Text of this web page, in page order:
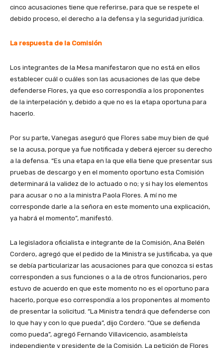
cinco acusaciones tiene que referirse, para que se respete el
debido proceso, el derecho a la defensa y la seguridad jurídica.
La respuesta de la Comisión
Los integrantes de la Mesa manifestaron que no está en ellos
establecer cuál o cuáles son las acusaciones de las que debe
defenderse Flores, ya que eso correspondía a los proponentes
de la interpelación y, debido a que no es la etapa oportuna para
hacerlo.
Por su parte, Vanegas aseguró que Flores sabe muy bien de qué
se la acusa, porque ya fue notificada y deberá ejercer su derecho
a la defensa. “Es una etapa en la que ella tiene que presentar sus
pruebas de descargo y en el momento oportuno esta Comisión
determinará la validez de lo actuado o no; y si hay los elementos
para acusar o no a la ministra Paola Flores. A mí no me
corresponde darle a la señora en este momento una explicación,
ya habrá el momento”, manifestó.
La legisladora oficialista e integrante de la Comisión, Ana Belén
Cordero, agregó que el pedido de la Ministra se justificaba, ya que
se debía particularizar las acusaciones para que conozca si estas
corresponden a sus funciones o a la de otros funcionarios, pero
estuvo de acuerdo en que este momento no es el oportuno para
hacerlo, porque eso correspondía a los proponentes al momento
de presentar la solicitud. “La Ministra tendrá que defenderse con
lo que hay y con lo que pueda”, dijo Cordero. “Que se defienda
como pueda”, agregó Fernando Villavicencio, asambleísta
independiente y presidente de la Comisión. La petición de Flores